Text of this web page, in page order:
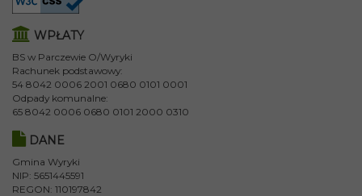
WPŁATY
BS w Parczewie O/Wyryki
Rachunek podstawowy:
54 8042 0006 2001 0680 0101 0001
Odpady komunalne:
65 8042 0006 0680 0101 2000 0310
DANE
Gmina Wyryki
NIP: 5651445591
REGON: 110197842